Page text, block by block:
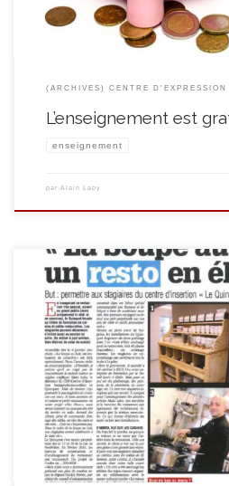
(ARCHIVES) CENTRE
L’enseignement est
enseignement
par Alain Laby